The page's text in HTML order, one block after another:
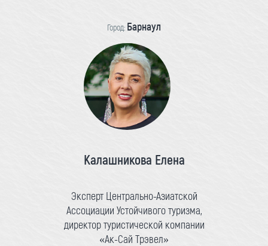
Город: Барнаул
Калашникова Елена
Эксперт Центрально-Азиатской
Ассоциации Устойчивого туризма,
директор туристической компании
«Ак-Сай Трэвел»